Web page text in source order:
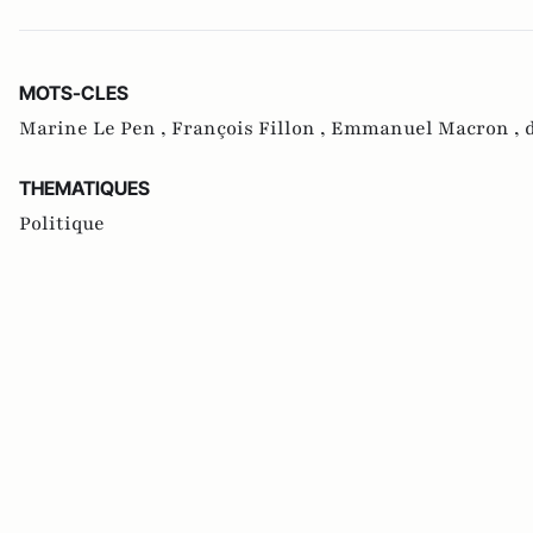
MOTS-CLES
Marine Le Pen , François Fillon , Emmanuel Macron ,
THEMATIQUES
Politique